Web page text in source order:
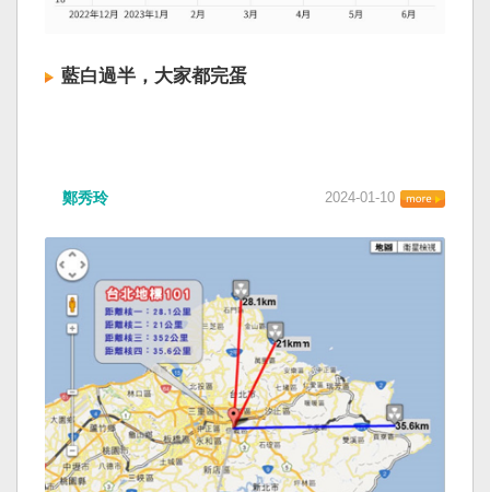
藍白過半，大家都完蛋
鄭秀玲 2024-01-10